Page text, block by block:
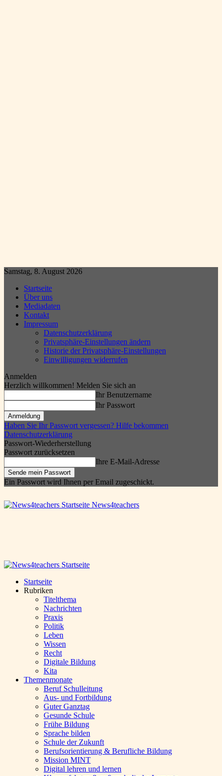
Samstag, 8. August 2026
Startseite
Über uns
Mediadaten
Kontakt
Impressum
Datenschutzerklärung
Privatsphäre-Einstellungen ändern
Historie der Privatsphäre-Einstellungen
Einwilligungen widerrufen
Anmelden
Herzlich willkommen! Melden Sie sich an
Ihr Benutzername
Ihr Passwort
Haben Sie Ihr Passwort vergessen? Hilfe bekommen
Datenschutzerklärung
Passwort-Wiederherstellung
Passwort zurücksetzen
Ihre E-Mail-Adresse
Ein Passwort wird Ihnen per Email zugeschickt.
News4teachers
Startseite
Rubriken
Titelthema
Nachrichten
Praxis
Politik
Leben
Wissen
Recht
Digitale Bildung
Kita
Themenmonate
Beruf Schulleitung
Aus- und Fortbildung
Guter Ganztag
Gesunde Schule
Frühe Bildung
Sprache bilden
Schule der Zukunft
Berufsorientierung & Berufliche Bildung
Mission MINT
Digital lehren und lernen